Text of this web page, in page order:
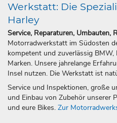
Werkstatt: Die
Harley
Service, Reparaturen, Umbauten,
Motorradwerkstatt im Südosten
kompetent und zuverlässig
Marken. Unsere jahrelange
Insel nutzen. Die Werkstatt ist
Service und Inspektionen, große
und Einbau von Zubehör unserer
und eure Bikes. Zur